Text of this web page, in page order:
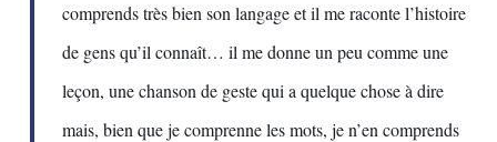
comprends très bien son langage et il me raconte l’histoire
de gens qu’il connaît… il me donne un peu comme une
leçon, une chanson de geste qui a quelque chose à dire
mais, bien que je comprenne les mots, je n’en comprends